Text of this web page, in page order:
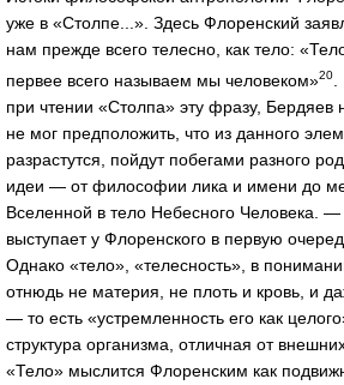
уже в «Столпе...». Здесь Флоренский
нам прежде всего телесно, как тело:
первее всего называем мы человеком»20
при чтении «Столпа» эту фразу,
не мог предположить, что из данного
разрастутся, пойдут побегами разного
идеи — от философии лика и имени до
Вселенной в тело Небесного Человека. —
выступает у Флоренского в первую
Однако «тело», «телесность», в
отнюдь не материя, не плоть и кровь, и
— то есть «устремленность его как
структура организма, отличная от
«Тело» мыслится Флоренским как